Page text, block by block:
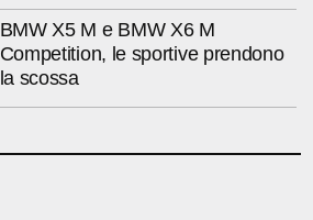
BMW X5 M e BMW X6 M
Competition, le sportive prendono
la scossa